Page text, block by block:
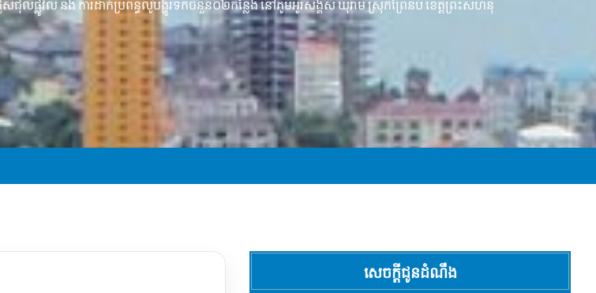
ផ្លូវលំ និង ការដាក់ប្រព័ន្ធលូបង្ហូរទឹកចំនួន០២កន្លែង នៅភូមិអូរស័ង្គសី ឃុំរាម ស្រុកព្រៃនប់ ខេត្តព្រះសីហនុ
សេចក្ដីជូនដំណឹង